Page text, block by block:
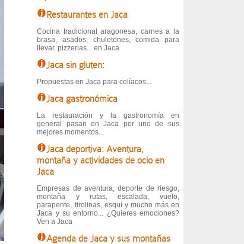
Restaurantes en Jaca
Cocina tradicional aragonesa, carnes a la
brasa, asados, chuletones, comida para
llevar, pizzerias... en Jaca
Jaca sin gluten:
Propuestas en Jaca para celíacos...
Jaca gastronómica
La restauración y la gastronomía en
general pasan en Jaca por uno de sus
mejores momentos...
Jaca deportiva: Aventura,
montaña y actividades de ocio en
Jaca
Empresas de aventura, deporte de riesgo,
montaña y rutas, escalada, vuelo,
parapente, tirolinas, esquí y mucho más en
Jaca y su entorno... ¿Quieres emociones?
Ven a Jaca
Agenda de Jaca y sus montañas